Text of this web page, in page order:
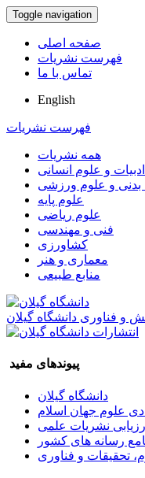
Toggle navigation
صفحه اصلی
فهرست نشریات
تماس با ما
English
فهرست نشریات
همه نشریات
ادبیات و علوم انسانی
بدنی و علوم ورزشی
علوم پایه
علوم ریاضی
فنی و مهندسی
کشاورزی
معماری و هنر
منابع طبیعی
و فناوری دانشگاه گیلان
پیوندهای مفید
دانشگاه گیلان
علوم جهان اسلام
نشریات علمی
رسانه های کشور
تحقیقات و فناوری